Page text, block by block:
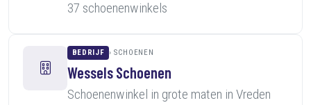
37 schoenenwinkels
BEDRIJF SCHOENEN
Wessels Schoenen
Schoenenwinkel in grote maten in Vreden